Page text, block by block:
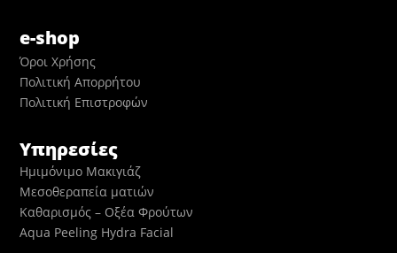
e-shop
Όροι Χρήσης
Πολιτική Απορρήτου
Πολιτική Επιστροφών
Υπηρεσίες
Ημιμόνιμο Μακιγιάζ
Μεσοθεραπεία ματιών
Καθαρισμός – Οξέα Φρούτων
Aqua Peeling Hydra Facial